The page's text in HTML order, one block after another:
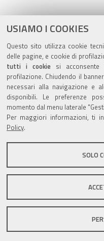
USIAMO I COOKIES
Questo sito utilizza cookie
delle pagine, e cookie di
tutti i cookiesi acconsente
profilazione. Chiudendo il
necessari alla navigazione e
disponibili. Le preferenze
momento dal menu laterale
Per maggiori informazioni, ti
Policy.
SOLO
sul
documento
ultima modifica
Sito istituzionale
Privacy policy|DPO|